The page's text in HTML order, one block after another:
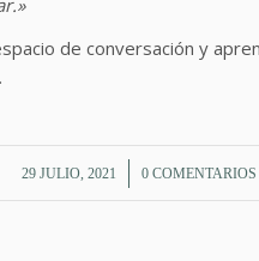
de conversación y
29 JULIO, 2021
/ 0 COMENTARIOS
/